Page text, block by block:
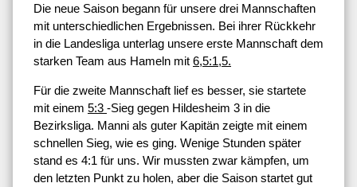
Die neue Saison begann für unsere drei Mannschaften
mit unterschiedlichen Ergebnissen. Bei ihrer Rückkehr
in die Landesliga unterlag unsere erste Mannschaft dem
starken Team aus Hameln mit 6,5:1,5.
Für die zweite Mannschaft lief es besser, sie startete
mit einem 5:3 -Sieg gegen Hildesheim 3 in die
Bezirksliga. Manni als guter Kapitän zeigte mit einem
schnellen Sieg, wie es ging. Wenige Stunden später
stand es 4:1 für uns. Wir mussten zwar kämpfen, um
den letzten Punkt zu holen, aber die Saison startet gut